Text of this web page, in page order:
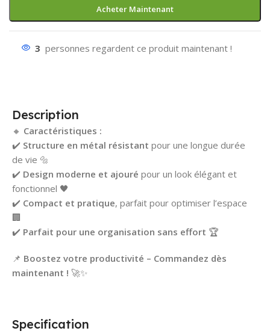
Acheter Maintenant
3 personnes regardent ce produit maintenant !
Description
🔸 Caractéristiques :
✔️ Structure en métal résistant pour une longue durée
de vie 🔩
✔️ Design moderne et ajouré pour un look élégant et
fonctionnel 🖤
✔️ Compact et pratique, parfait pour optimiser l’espace
🏢
✔️ Parfait pour une organisation sans effort 🏆
📌 Boostez votre productivité – Commandez dès
maintenant ! 🚀✨
Specification